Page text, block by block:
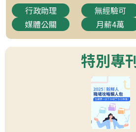
行政助理 無經驗可
媒體公關
月薪4萬
特別專